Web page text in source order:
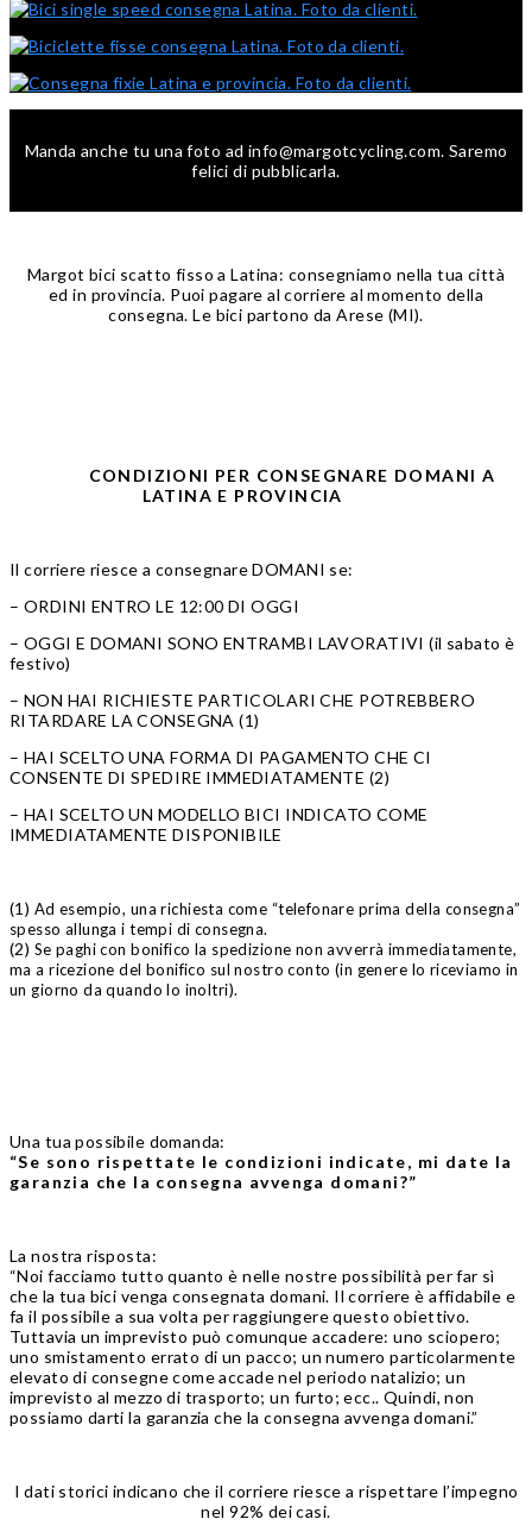
Manda anche tu una foto ad info@margotcycling.com. Saremo
felici di pubblicarla.
Margot bici scatto fisso a Latina: consegniamo nella tua città
ed in provincia. Puoi pagare al corriere al momento della
consegna. Le bici partono da Arese (MI).
CONDIZIONI PER CONSEGNARE DOMANI A
LATINA E PROVINCIA
Il corriere riesce a consegnare DOMANI se:
– ORDINI ENTRO LE 12:00 DI OGGI
– OGGI E DOMANI SONO ENTRAMBI LAVORATIVI (il sabato è
festivo)
– NON HAI RICHIESTE PARTICOLARI CHE POTREBBERO
RITARDARE LA CONSEGNA (1)
– HAI SCELTO UNA FORMA DI PAGAMENTO CHE CI
CONSENTE DI SPEDIRE IMMEDIATAMENTE (2)
– HAI SCELTO UN MODELLO BICI INDICATO COME
IMMEDIATAMENTE DISPONIBILE
(1) Ad esempio, una richiesta come “telefonare prima della consegna”
spesso allunga i tempi di consegna.
(2) Se paghi con bonifico la spedizione non avverrà immediatamente,
ma a ricezione del bonifico sul nostro conto (in genere lo riceviamo in
un giorno da quando lo inoltri).
Una tua possibile domanda:
“Se sono rispettate le condizion i indicate, mi date la
garanzia che la consegna avvenga domani?”
La nostra risposta:
“Noi facciamo tutto quanto è nelle nostre possibilità per far sì
che la tua bici venga consegnata domani. Il corriere è affidabile e
fa il possibile a sua volta per raggiungere questo obiettivo.
Tuttavia un imprevisto può comunque accadere: uno sciopero;
uno smistamento errato di un pacco; un numero particolarmente
elevato di consegne come accade nel periodo natalizio; un
imprevisto al mezzo di trasporto; un furto; ecc.. Quindi, non
possiamo darti la garanzia che la consegna avvenga domani.”
I dati storici indicano che il corriere riesce a rispettare l’impegno
nel 92% dei casi.